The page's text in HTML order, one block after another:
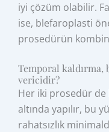
iyi çözüm olabilir.
ise, blefaroplasti
prosedürün
Temporal kaldırma,
vericidir?
Her iki prosedür de
altında yapılır, bu
rahatsızlık